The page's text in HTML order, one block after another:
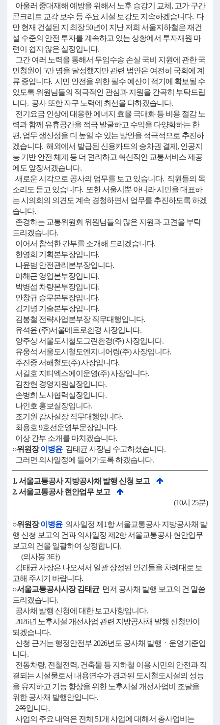
아울러 중대재해 예방을 위해서 노후 승강기 교체, 고가 구간
콘크리트 교각 보수 등 주요 시설 보강도 지속하겠습니다. 다
만 현재 건설된 지 최장 50년이 지난 저희 서울지하철은 재건
설 수준의 안전 투자를 계속하고 있는 상황에서 투자재원 마
련이 쉽지 않은 실정입니다.
그간 여러 노력을 통해서 무임수송 손실 국비 지원에 관한 국
민청원이 5만 명을 달성했지만 관련 법안은 여전히 국회에 계
류 중입니다. 시민 안전을 위한 필수 예산이 적기에 확보될 수
있도록 위원님들의 적극적인 관심과 지원을 간곡히 부탁드립
니다. 공사 또한 자구 노력에 최선을 다하겠습니다.
전기요금 인상에 대응한 에너지 효율 극대화 등 비용 절감 노
력과 함께 유휴공간을 적극 발굴하고 수익을 다양화하는 한
편, 업무 생산성을 더 높일 수 있는 방안을 적극적으로 추진하
겠습니다. 해외에서 발급된 신용카드의 승차권 결제, 인공지
능 기반 안전 체계 등 더 편리하고 혁신적인 교통서비스 제공
에도 앞장서겠습니다.
새로운 시각으로 공사의 업무를 보고 있습니다. 직원들의 목
소리도 듣고 있습니다. 또한 서울시뿐 아니라 시민을 대표하
는 시의회의 의견도 계속 경청하면서 업무를 추진하도록 하겠
습니다.
존경하는 교통위원회 위원님들의 많은 지원과 고견을 부탁
드리겠습니다.
이어서 참석한 간부를 소개해 드리겠습니다.
한영희 기획본부장입니다.
나윤범 안전관리본부장입니다.
마해근 영업본부장입니다.
박병섭 차량본부장입니다.
안창규 승무본부장입니다.
김기병 기술본부장입니다.
김봉철 전략사업본부장 직무대행입니다.
유석윤 (주)서울메트로환경 사장입니다.
양주상 서울도시철도그린환경(주) 사장입니다.
유웅석 서울도시철도엔지니어링(주) 사장입니다.
주진중 서해철도(주) 사장입니다.
서길호 지티엑스에이운영(주) 사장입니다.
김찬현 경영지원실장입니다.
손병희 노사협력실장입니다.
나인호 홍보실장입니다.
조기원 감사실장 직무대행입니다.
최용호 9호선운영부문장입니다.
이상 간부 소개를 마치겠습니다.
○위원장이병윤김태균 사장님 수고하셨습니다.
그러면 의사일정에 들어가도록 하겠습니다.
1. 서울교통공사 지방공사채 발행 신청 보고
2. 서울교통공사 현안업무 보고
(10시 25분)
○위원장이병윤의사일정 제1항 서울교통공사 지방공사채 발
행 신청 보고의 건과 의사일정 제2항 서울교통공사 현안업무
보고의 건을 일괄하여 상정합니다.
(의사봉 3타)
김태균 사장은 나오셔서 일괄 상정된 안건들을 차례대로 보
고해 주시기 바랍니다.
○서울교통공사사장 김태균먼저 공사채 발행 보고의 건 말씀
드리겠습니다.
공사채 발행 신청에 대한 보고사항입니다.
2026년 노후시설 개선사업 관련 지방공사채 발행 신청안이
되겠습니다.
신청 근거는 행정안전부 2026년도 공사채 발행ㆍ운영기준입
니다.
전동차량, 전철전력, 건축물 등 지하철 이용 시민의 안전과 직
결되는 시설물로서 내용연수가 경과된 도시철도시설의 성능
을 유지하고 기능 향상을 위한 노후시설 개선사업비 조달을
위한 공사채 발행안입니다.
2쪽입니다.
사업의 주요 내역은 전체 51개 사업에 대해서 총사업비는